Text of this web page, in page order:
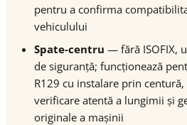
pentru a confirma
vehiculului
Spate-centru — fără ISOFIX,
de siguranță; funcționează
R129 cu instalare prin
verificare atentă a lungimii și
originale a mașinii